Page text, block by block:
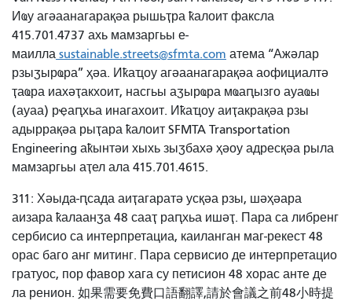
Иҩу агәаанагарақәа рышьҭра ҟалоит факсла
415.701.4737 ахь мамзаргьы е-
маилла sustainable.streets@sfmta.com атема “Ажәлар
рзыӡырҩра” ҳәа. Иҟаҵоу агәаанагарақәа аофициалтә
ҭаҩра иахәҭакхоит, насгьы аӡырҩра мҩаԥызго ауаҩы
(ауаа) рҿаԥхьа инагахоит. Иҟаҵоу аиҭакрақәа рзы
адыррақәа рыҭара ҟалоит SFMTA Transportation
Engineering аҟынтәи хыхь зыӡбахә ҳәоу адресқәа рыла
мамзаргьы аҭел ала 415.701.4615.
311: Хәыда-ԥсада аиҭагаратә усқәа рзы, шәҳәара
аизара ҟалаанӡа 48 сааҭ раԥхьа ишәҭ. Пара са либренг
сербисио са интерпретациа, каиланган маг-рекест 48
орас баго анг митинг. Пара сервисио де интерпретацио
гратуос, пор фавор хага су петисион 48 хорас анте де
ла ренион. 如果需要免費口語翻譯,請於會議之前48小時提